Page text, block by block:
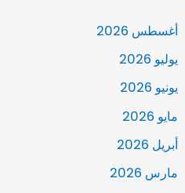
أغسطس 2026
يوليو 2026
يونيو 2026
مايو 2026
أبريل 2026
مارس 2026